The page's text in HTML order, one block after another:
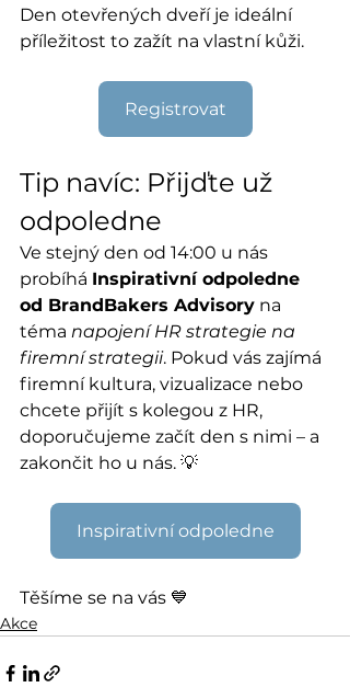
Den otevřených dveří je ideální
příležitost to zažít na vlastní kůži.
Registrovat
Tip navíc: Přijďte už
odpoledne
Ve stejný den od 14:00 u nás
probíhá Inspirativní odpoledne
od BrandBakers Advisory na
téma napojení HR strategie na
firemní strategii. Pokud vás zajímá
firemní kultura, vizualizace nebo
chcete přijít s kolegou z HR,
doporučujeme začít den s nimi – a
zakončit ho u nás. 💡
Inspirativní odpoledne
Těšíme se na vás 💙
Akce